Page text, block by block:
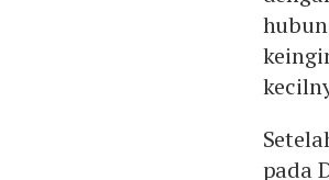
pada